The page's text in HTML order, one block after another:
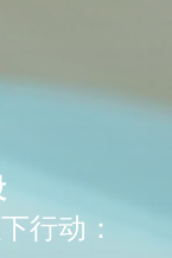
行动：